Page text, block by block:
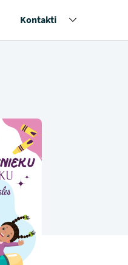
Kontakti